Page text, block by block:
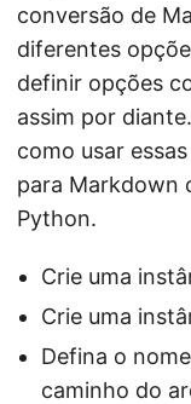
conversão de
diferentes
definir opções
assim por
como usar
para Markdown
Python.
Crie uma
Crie uma
Defina o
caminho do